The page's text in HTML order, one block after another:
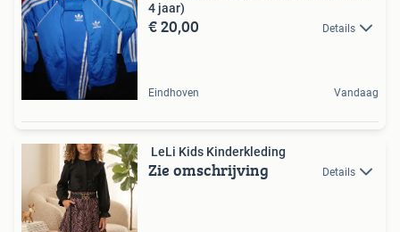
4 jaar)
€ 20,00 Details
Eindhoven Vandaag
​ LeLi Kids Kinderkleding
Zie omschrijving Details